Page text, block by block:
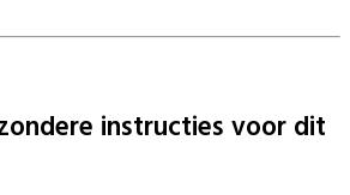
instructies voor dit